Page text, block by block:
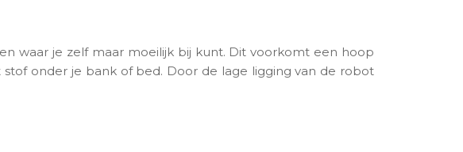
waar je zelf maar moeilijk bij kunt. Dit voorkomt een hoop
onder je bank of bed. Door de lage ligging van de robot